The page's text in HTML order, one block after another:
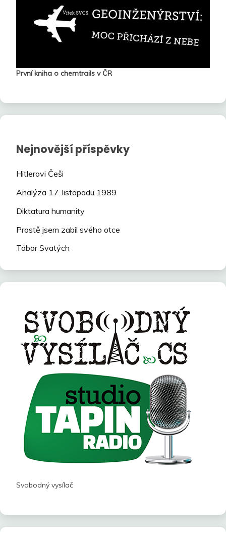
První kniha o chemtrails v ČR
Nejnovější příspěvky
Hitlerovi Češi
Analýza 17. listopadu 1989
Diktatura humanity
Prostě jsem zabil svého otce
Tábor Svatých
Svobodný vysílač